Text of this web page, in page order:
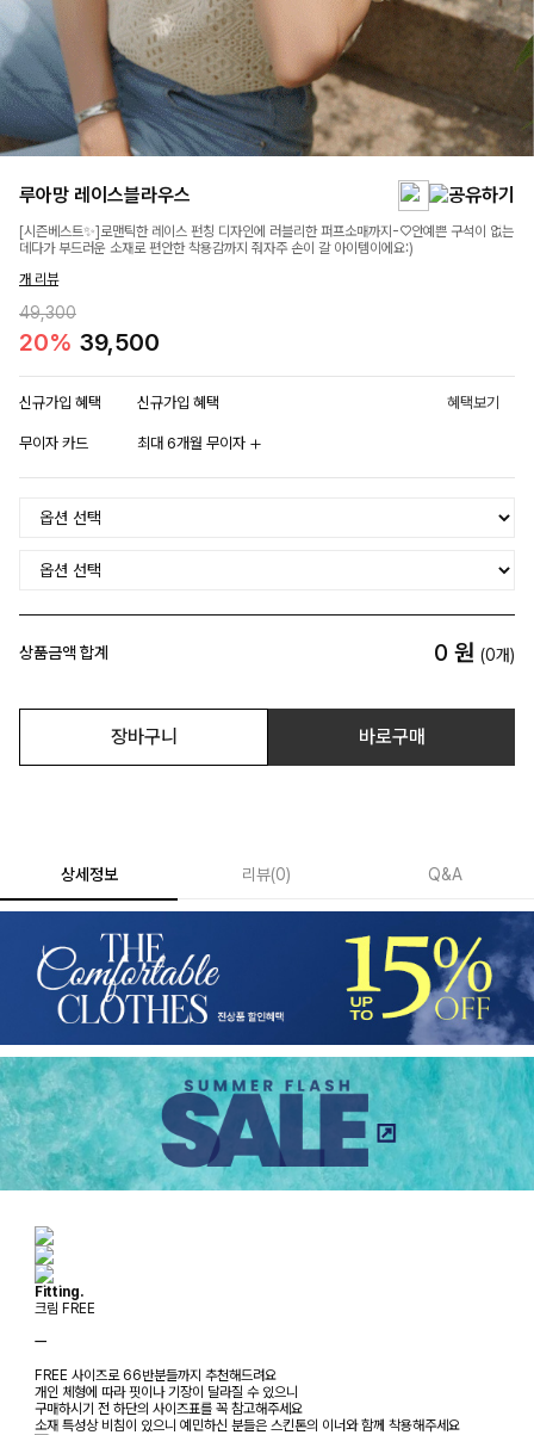
루아망 레이스블라우스
[시즌베스트✨]로맨틱한 레이스 펀칭 디자인에 러블리한 퍼프소매까지-♡안예쁜 구석이 없는
데다가 부드러운 소재로 편안한 착용감까지 줘자주 손이 갈 아이템이에요:)
개 리뷰
49,300
20% 39,500
신규가입 혜택 신규가입 혜택 혜택보기
무이자 카드 최대 6개월 무이자
상품금액 합계 0 원 (0개)
장바구니 바로구매
상세정보 리뷰(0) Q&A
Fitting.
크림 FREE
ㅡ
FREE 사이즈로 66반분들까지 추천해드려요
개인 체형에 따라 핏이나 기장이 달라질 수 있으니
구매하시기 전 하단의 사이즈표를 꼭 참고해주세요
소재 특성상 비침이 있으니 예민하신 분들은 스킨톤의 이너와 함께 착용해주세요